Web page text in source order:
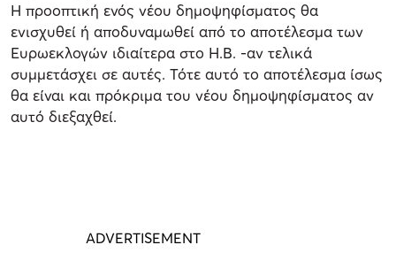
Η προοπτική ενός νέου δημοψηφίσματος θα
ενισχυθεί ή αποδυναμωθεί από το αποτέλεσμα των
Ευρωεκλογών ιδιαίτερα στο Η.Β. -αν τελικά
συμμετάσχει σε αυτές. Τότε αυτό το αποτέλεσμα ίσως
θα είναι και πρόκριμα του νέου δημοψηφίσματος αν
αυτό διεξαχθεί.